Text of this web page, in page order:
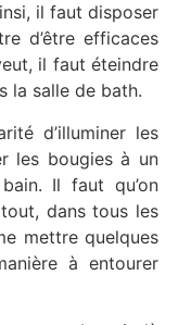
il faut disposer
d’être efficaces
il faut éteindre
la salle de bath.
d’illuminer les
les bougies à un
Il faut qu’on
dans tous les
mettre quelques
à entourer